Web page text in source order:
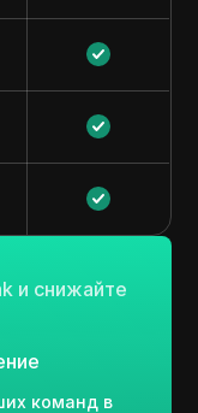
и снижайте
команд в